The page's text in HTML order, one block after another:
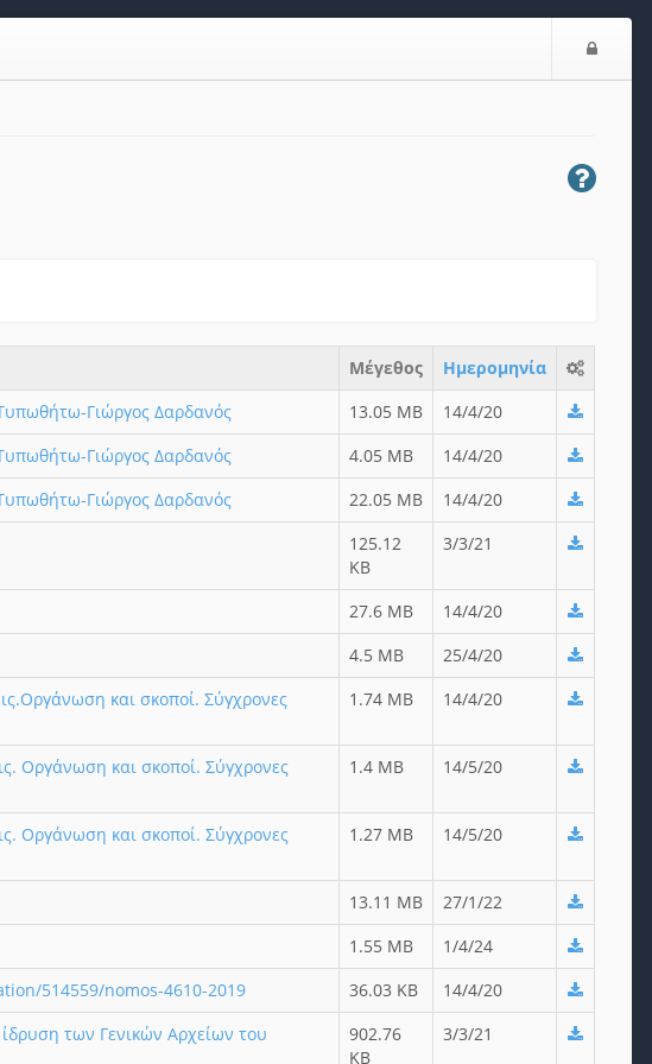
Μέγεθος
Ημερομηνία
Γιώργος Δαρδανός
13.05 MB
14/4/20
Γιώργος Δαρδανός
4.05 MB
14/4/20
Γιώργος Δαρδανός
22.05 MB
14/4/20
125.12
KB
3/3/21
27.6 MB
14/4/20
4.5 MB
25/4/20
και σκοποί. Σύγχρονες
1.74 MB 14/4/20
Οργάνωση και σκοποί. Σύγχρονες
1.4 MB 14/5/20
Οργάνωση και σκοποί. Σύγχρονες
1.27 MB 14/5/20
13.11 MB
27/1/22
1.55 MB
1/4/24
514559/nomos-4610-2019
36.03 KB
14/4/20
των Γενικών Αρχείων του
902.76
KB
3/3/21